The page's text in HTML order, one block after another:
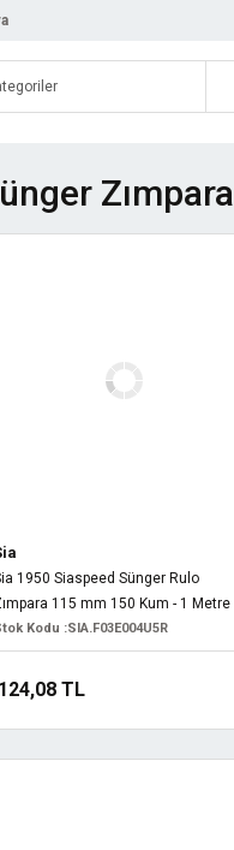
Zımpara
1950 Siaspeed Sünger Rulo
115 mm 150 Kum - 1 Metre
Kodu :SIA.F03E004U5R
124,08 TL